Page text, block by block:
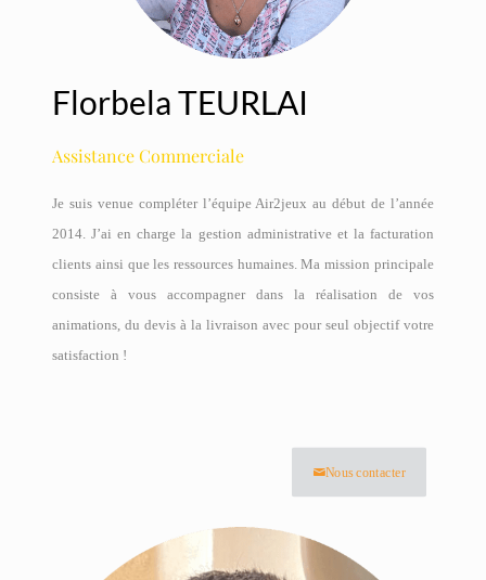
Florbela TEURLAI
Assistance Commerciale
Je suis venue compléter l’équipe Air2jeux au début de l’année
2014. J’ai en charge la gestion administrative et la facturation
clients ainsi que les ressources humaines. Ma mission principale
consiste à vous accompagner dans la réalisation de vos
animations, du devis à la livraison avec pour seul objectif votre
satisfaction !
Nous contacter